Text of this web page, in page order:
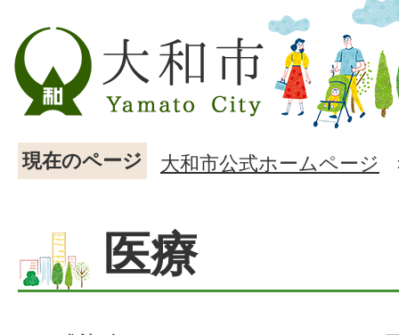
現在のページ 大和市公式ホームページ
医療